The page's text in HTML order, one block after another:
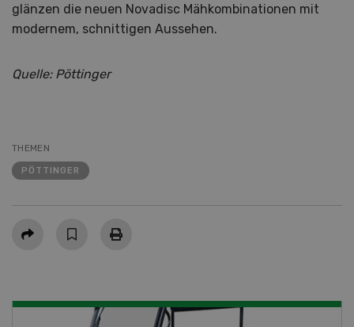
glänzen die neuen Novadisc Mähkombinationen mit
modernem, schnittigen Aussehen.
Quelle: Pöttinger
THEMEN
PÖTTINGER
Teilen